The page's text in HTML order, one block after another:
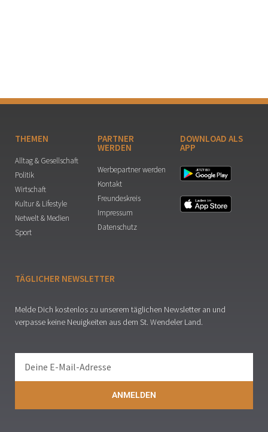
THEMEN
Alltag & Gesellschaft
Politik
Wirtschaft
Kultur & Lifestyle
Netwelt & Medien
Sport
PARTNER
WERDEN
Werbepartner werden
Kontakt
Freundeskreis
Impressum
Datenschutz
DOWNLOAD ALS
APP
TÄGLICHER NEWSLETTER
Melde Dich kostenlos zu unserem täglichen Newsletter an und
verpasse keine Neuigkeiten aus dem St. Wendeler Land.
ANMELDEN